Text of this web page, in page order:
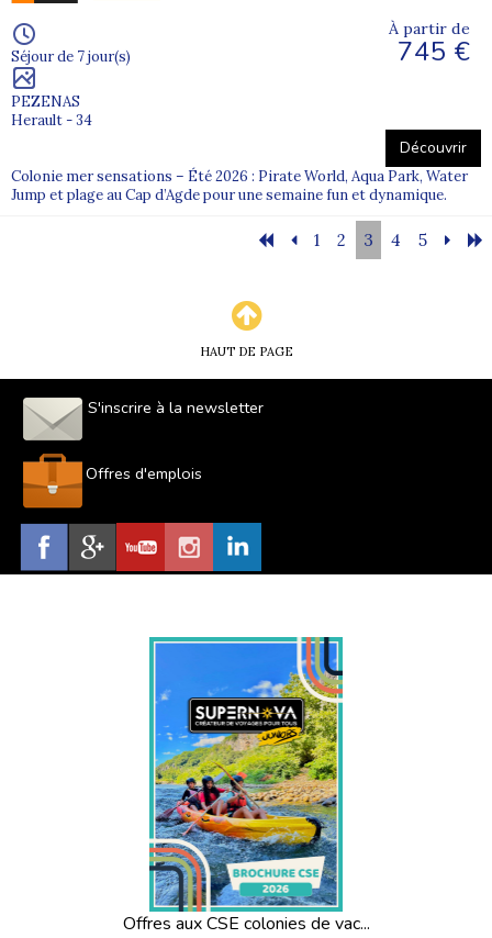
Séjour de 7 jour(s)
PEZENAS
Herault - 34
À partir de
745 €
Découvrir
Colonie mer sensations – Été 2026 : Pirate World, Aqua Park, Water
Jump et plage au Cap d’Agde pour une semaine fun et dynamique.
1 2 3 4 5
HAUT DE PAGE
S'inscrire à la newsletter
Offres d'emplois
Offres aux CSE colonies de vac...